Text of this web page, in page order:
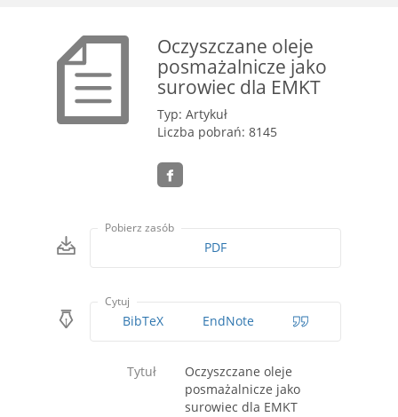
Oczyszczane oleje
posmażalnicze jako
surowiec dla EMKT
Typ: Artykuł
Liczba pobrań: 8145
Pobierz zasób
PDF
Cytuj
BibTeX EndNote
Tytuł
Oczyszczane oleje
posmażalnicze jako
surowiec dla EMKT